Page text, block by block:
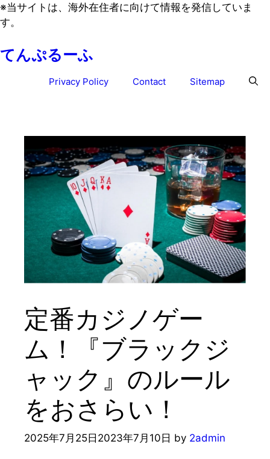
コ
ン
ン
※当サイトは、海外在住者に向けて情報を発信していま
す。
てんぷるーふ
Privacy Policy Contact Sitemap
定番カジノゲー
ム！『ブラックジ
ャック』のルール
をおさらい！
2025年7月25日 2023年7月10日 by 2admin